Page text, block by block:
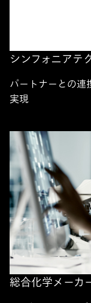
シンフォニアテ
パートナーとの連
実現
総合化学メーカ